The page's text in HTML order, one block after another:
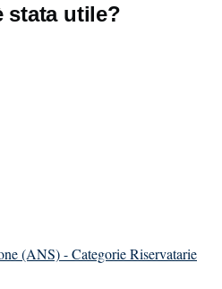
stata utile?
(ANS) - Categorie Riservatarie